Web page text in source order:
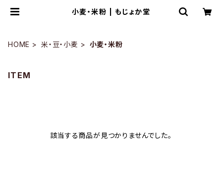
小麦・米粉 | もじょか堂
HOME 米・豆・小麦 小麦・米粉
ITEM
該当する商品が見つかりませんでした。